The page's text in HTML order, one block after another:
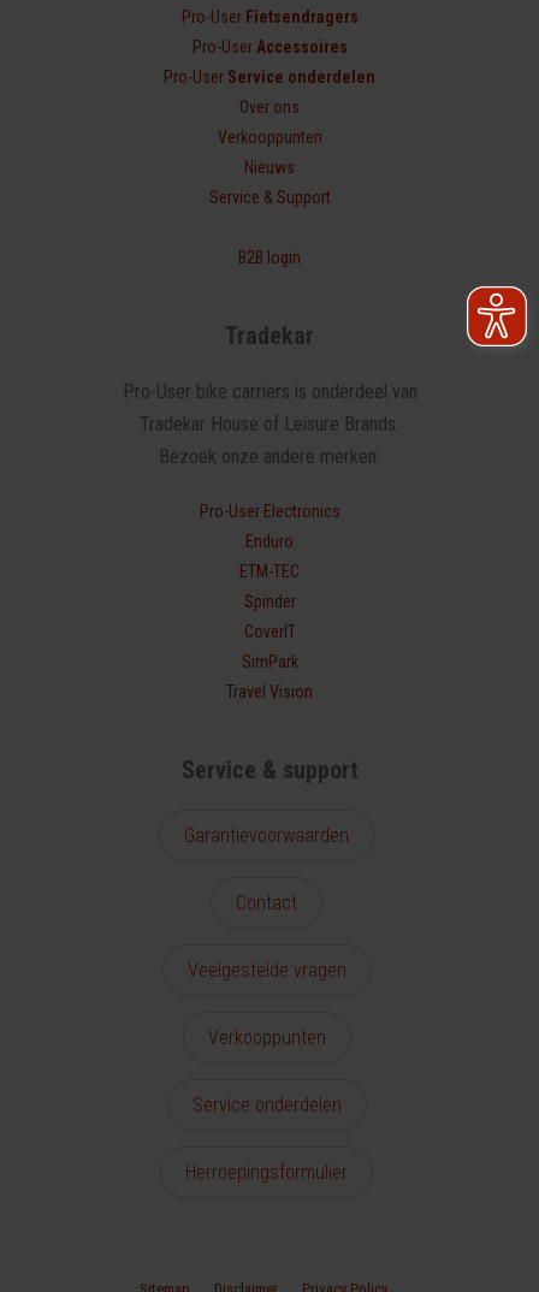
Pro-User Fietsendragers
Pro-UserAccessoires
Pro-User Service onderdelen
Over ons
Verkoop­punten
Nieuws
Service & Support
B2B login
Tradekar
Pro-User bike carriers is onderdeel van
Tradekar House of Leisure Brands.
Bezoek onze andere merken:
Pro-User Electronics
Enduro
ETM-TEC
Spinder
CoverIT
SimPark
Travel Vision
Service & support
Garantievoorwaarden
Contact
Veelgestelde vragen
Verkooppunten
Service onderdelen
Herroepingsformulier